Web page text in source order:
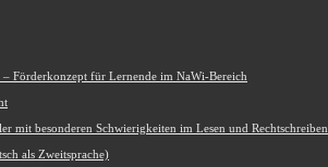
– Förderkonzept für Lernende im NaWi-Bereich
mit besonderen Schwierigkeiten im Lesen und Rechtschreiben
als Zweitsprache)